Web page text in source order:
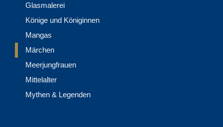
Glasmalerei
Könige und Königinnen
Mangas
Märchen
Meerjungfrauen
Mittelalter
Mythen & Legenden